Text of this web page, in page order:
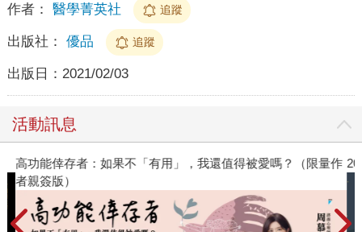
作者： 醫學菁英社 追蹤
出版社： 優品 追蹤
出版日： 2021/02/03
活動訊息
高功能倖存者：如果不「有用」，我還值得被愛嗎？（限量作
者親簽版）